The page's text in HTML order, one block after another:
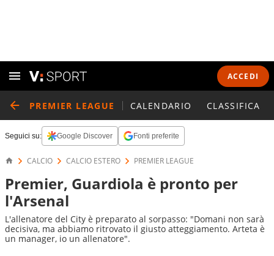
ACCEDI
PREMIER LEAGUE CALENDARIO CLASSIFICA
Seguici su: Google Discover Fonti preferite
CALCIO CALCIO ESTERO PREMIER LEAGUE
Premier, Guardiola è pronto per
l'Arsenal
L'allenatore del City è preparato al sorpasso: "Domani non sarà
decisiva, ma abbiamo ritrovato il giusto atteggiamento. Arteta è
un manager, io un allenatore".